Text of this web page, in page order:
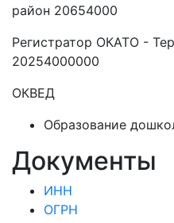
район 20654000
Регистратор ОКАТО -
20254000000
ОКВЕД
Образование
Документы
ИНН
ОГРН